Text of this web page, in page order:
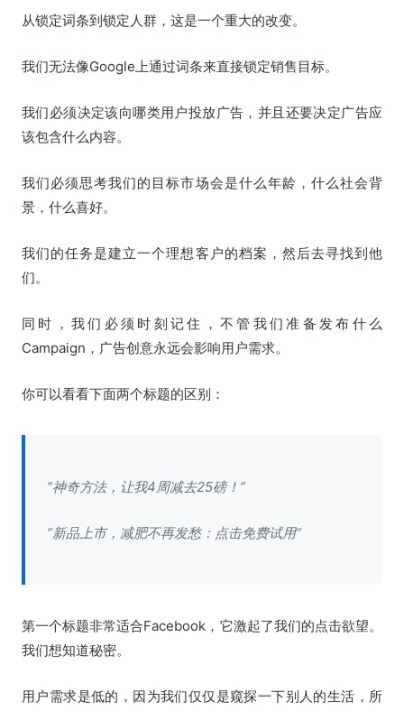
从锁定词条到锁定人群，这是一个重大的改变。
我们无法像Google上通过词条来直接锁定销售目标。
我们必须决定该向哪类用户投放广告，并且还要决定广告应
该包含什么内容。
我们必须思考我们的目标市场会是什么年龄，什么社会背
景，什么喜好。
我们的任务是建立一个理想客户的档案，然后去寻找到他
们。
同时，我们必须时刻记住，不管我们准备发布什么
Campaign，广告创意永远会影响用户需求。
你可以看看下面两个标题的区别：
“神奇方法，让我4周减去25磅！”
“新品上市，减肥不再发愁：点击免费试用“
第一个标题非常适合Facebook，它激起了我们的点击欲望。
我们想知道秘密。
用户需求是低的，因为我们仅仅是窥探一下别人的生活，所